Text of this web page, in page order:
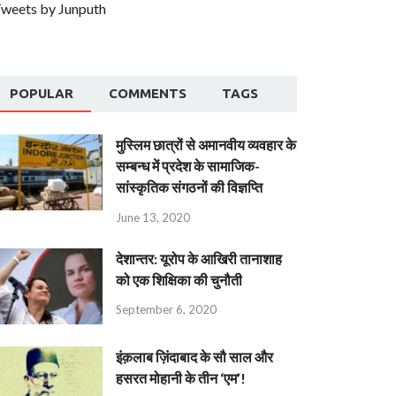
by Junputh
POPULAR COMMENTS TAGS
मुस्लिम छात्रों से अमानवीय व्यवहार के
सम्बन्ध में प्रदेश के सामाजिक-
सांस्कृतिक संगठनों की विज्ञप्ति
June 13, 2020
देशान्‍तर: यूरोप के आखिरी तानाशाह
को एक शिक्षिका की चुनौती
September 6, 2020
इंक़लाब ज़िंदाबाद के सौ साल और
हसरत मोहानी के तीन ‘एम’!